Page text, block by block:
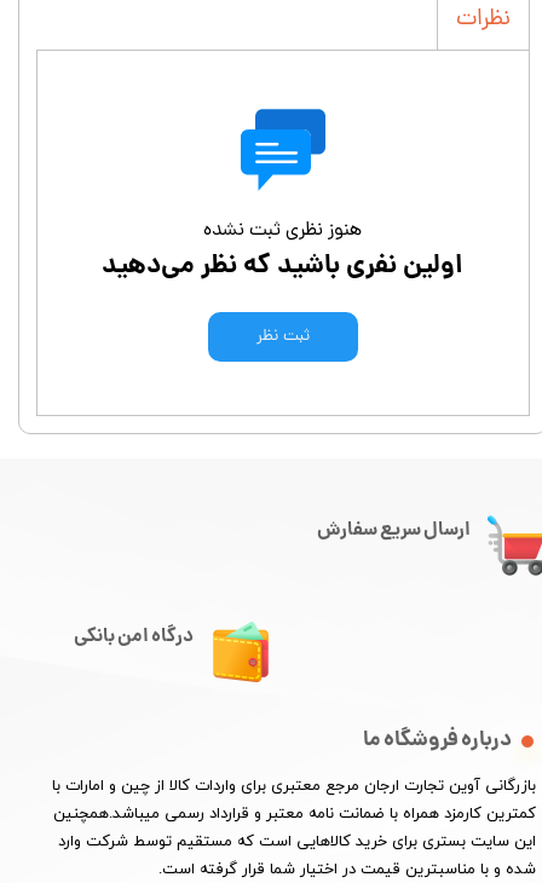
نظرات
هنوز نظری ثبت نشده
اولین نفری باشید که نظر می‌دهید
ثبت نظر
ارسال سریع سفارش
درگاه امن بانکی
درباره فروشگاه ما
​بازرگانی آوین تجارت ارجان مرجع معتبری برای واردات کالا از چین و امارات با
کمترین کارمزد همراه با ضمانت نامه معتبر و قرارداد رسمی میباشد.همچنین
این سایت بستری برای خرید کالاهایی است که مستقیم توسط شرکت وارد
شده و با مناسبترین قیمت در اختیار شما قرار گرفته است.